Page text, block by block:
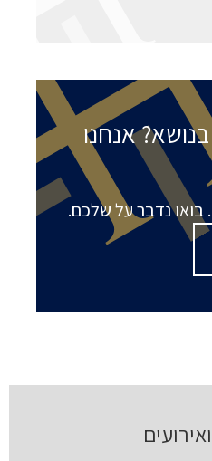
אנחנו
בואו נדבר על שלכם.